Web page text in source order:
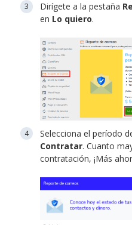
Dirígete a la pestaña
en Lo quiero.
Selecciona el período
Contratar. Cuanto
contratación, ¡Más